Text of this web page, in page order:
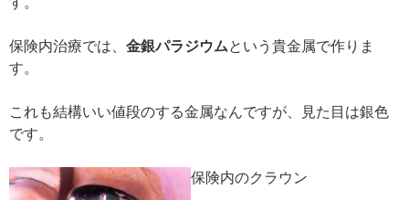
保険内治療では、 金銀パラジウムという貴金属で作りま
す。
これも結構いい値段のする金属なんですが、見た目は銀色
です。
保険内のクラウン